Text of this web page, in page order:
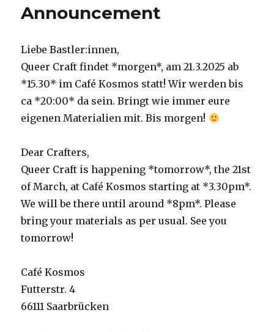
Announcement
Liebe Bastler:innen,
Queer Craft findet *morgen*, am 21.3.2025 ab
*15.30* im Café Kosmos statt! Wir werden bis
ca *20:00* da sein. Bringt wie immer eure
eigenen Materialien mit. Bis morgen!
Dear Crafters,
Queer Craft is happening *tomorrow*, the 21st
of March, at Café Kosmos starting at *3.30pm*.
We will be there until around *8pm*. Please
bring your materials as per usual. See you
tomorrow!
Café Kosmos
Futterstr. 4
66111 Saarbrücken